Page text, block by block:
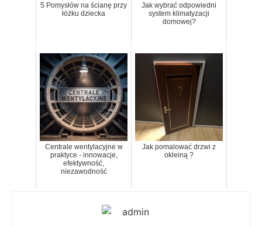
5 Pomysłów na ścianę przy
łóżku dziecka
Jak wybrać odpowiedni
system klimatyzacji
domowej?
Centrale wentylacyjne w
praktyce - innowacje,
efektywność,
niezawodność
Jak pomalować drzwi z
okleiną ?